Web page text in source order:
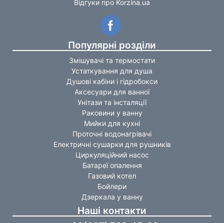
Відгуки про Korzina.ua
Популярні розділи
Змішувачі та термостати
Устаткування для душа
Душові кабіни і гідробокси
Аксесуари для ванної
Унітази та інсталяції
Раковини у ванну
Мийки для кухні
Проточні водонагрівачі
Електричні сушарки для рушників
Циркуляційний насос
Батареї опалення
Газовий котел
Бойлери
Дзеркала у ванну
Наші контакти